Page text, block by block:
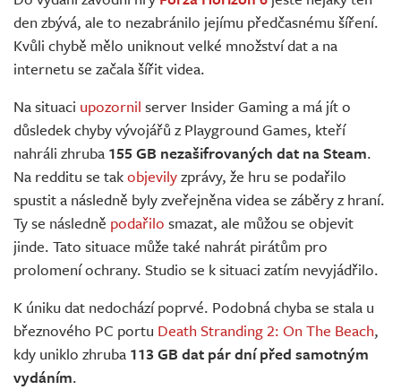
Živě
den zbývá, ale to nezabránilo jejímu předčasnému šíření.
Kvůli chybě mělo uniknout velké množství dat a na
internetu se začala šířit videa.
Na situaci upozornil server Insider Gaming a má jít o
důsledek chyby vývojářů z Playground Games, kteří
nahráli zhruba 155 GB nezašifrovaných dat na Steam.
Na redditu se takobjevilyzprávy, že hru se podařilo
spustit a následně byly zveřejněna videa se záběry z hraní.
Ty se následně podařilo smazat, ale můžou se objevit
jinde. Tato situace může také nahrát pirátům pro
prolomení ochrany. Studio se k situaci zatím nevyjádřilo.
K úniku dat nedochází poprvé. Podobná chyba se stala u
březnového PC portu Death Stranding 2: On The Beach,
kdy uniklo zhruba 113 GB dat pár dní před samotným
vydáním.